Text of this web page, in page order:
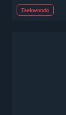
Taekwondo